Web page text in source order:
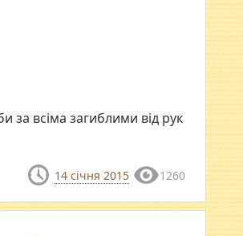
за всіма загиблими від рук
14 січня 2015 1260